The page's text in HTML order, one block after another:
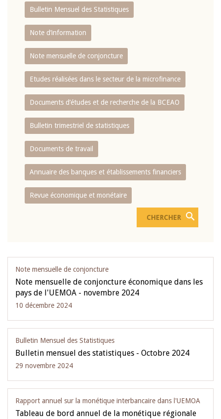
Bulletin Mensuel des Statistiques
Note d’information
Note mensuelle de conjoncture
Etudes réalisées dans le secteur de la microfinance
Documents d’études et de recherche de la BCEAO
Bulletin trimestriel de statistiques
Documents de travail
Annuaire des banques et établissements financiers
Revue économique et monétaire
Note mensuelle de conjoncture
Note mensuelle de conjoncture économique dans les
pays de l'UEMOA - novembre 2024
10 décembre 2024
Bulletin Mensuel des Statistiques
Bulletin mensuel des statistiques - Octobre 2024
29 novembre 2024
Rapport annuel sur la monétique interbancaire dans l'UEMOA
Tableau de bord annuel de la monétique régionale